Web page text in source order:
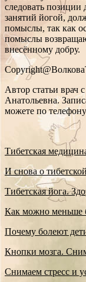
следовать позиции
занятий йогой,
помыслы, так как
помыслы
внесённому добру.
Автор статьи врач
Анатольевна.
можете по
Тибетская
И снова о
Тибетская йога.
Как можно меньше
Почему болеют
Кнопки мозга.
Снимаем стресс и